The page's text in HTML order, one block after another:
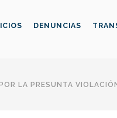
DENUNCIAS
POR LA PRESUNTA